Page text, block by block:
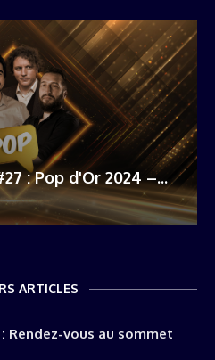
: Pop d'Or 2024 –...
ARTICLES
: Rendez-vous au sommet